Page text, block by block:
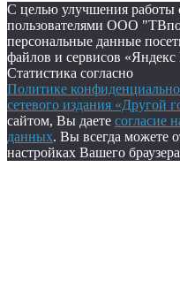
С целью улучшения работы
пользователями ООО
персональные данные
файлов и сервисов
Статистика согласно
Политике
сетевого издания «Другой
сайтом, Вы даете согласие
данных. Вы всегда можете
настройках Вашего